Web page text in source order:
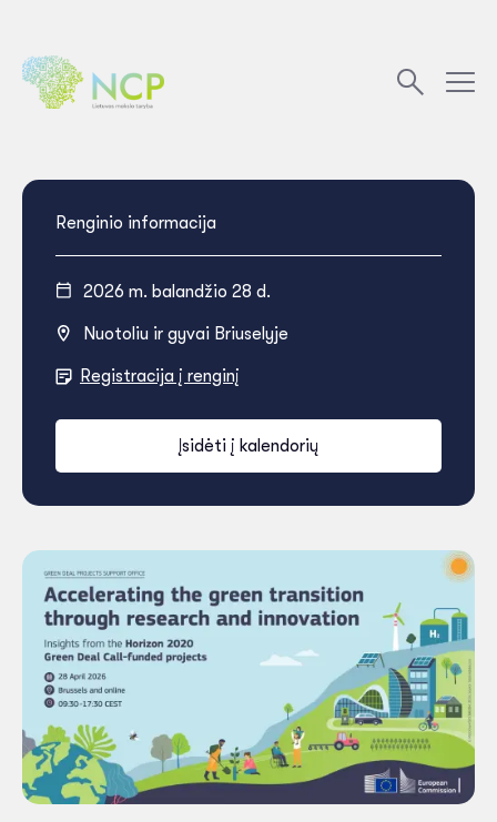
Renginio informacija
2026 m. balandžio 28 d.
Nuotoliu ir gyvai Briuselyje
Registracija į renginį
Įsidėti į kalendorių